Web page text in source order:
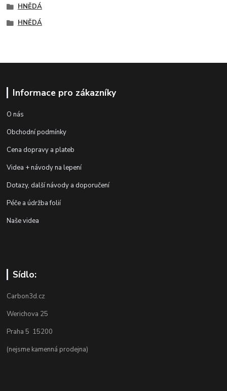
HNĚDÁ
HNĚDÁ
Informace pro zákazníky
O nás
Obchodní podmínky
Cena dopravy a plateb
Videa + návody na lepení
Dotazy, další návody a doporučení
Péče a údržba folií
Naše videa
Sídlo:
Carbon3d.cz
Werichova 25
Praha 5 15200
(nejsme kamenná prodejna)